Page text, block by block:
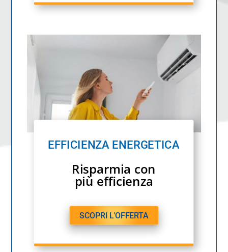
EFFICIENZA ENERGETICA
Risparmia con
più efficienza
SCOPRI L'OFFERTA